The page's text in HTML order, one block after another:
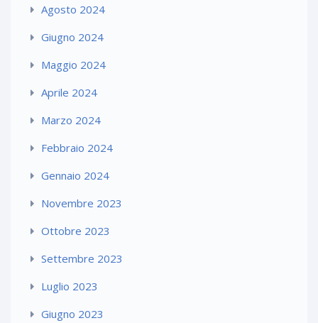
Agosto 2024
Giugno 2024
Maggio 2024
Aprile 2024
Marzo 2024
Febbraio 2024
Gennaio 2024
Novembre 2023
Ottobre 2023
Settembre 2023
Luglio 2023
Giugno 2023